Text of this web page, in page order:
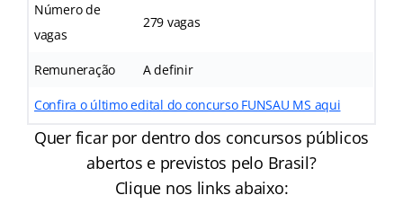
Número de
vagas
279 vagas
Remuneração A definir
Confira o último edital do concurso FUNSAU MS aqui
Quer ficar por dentro dos concursos públicos
abertos e previstos pelo Brasil?
Clique nos links abaixo: